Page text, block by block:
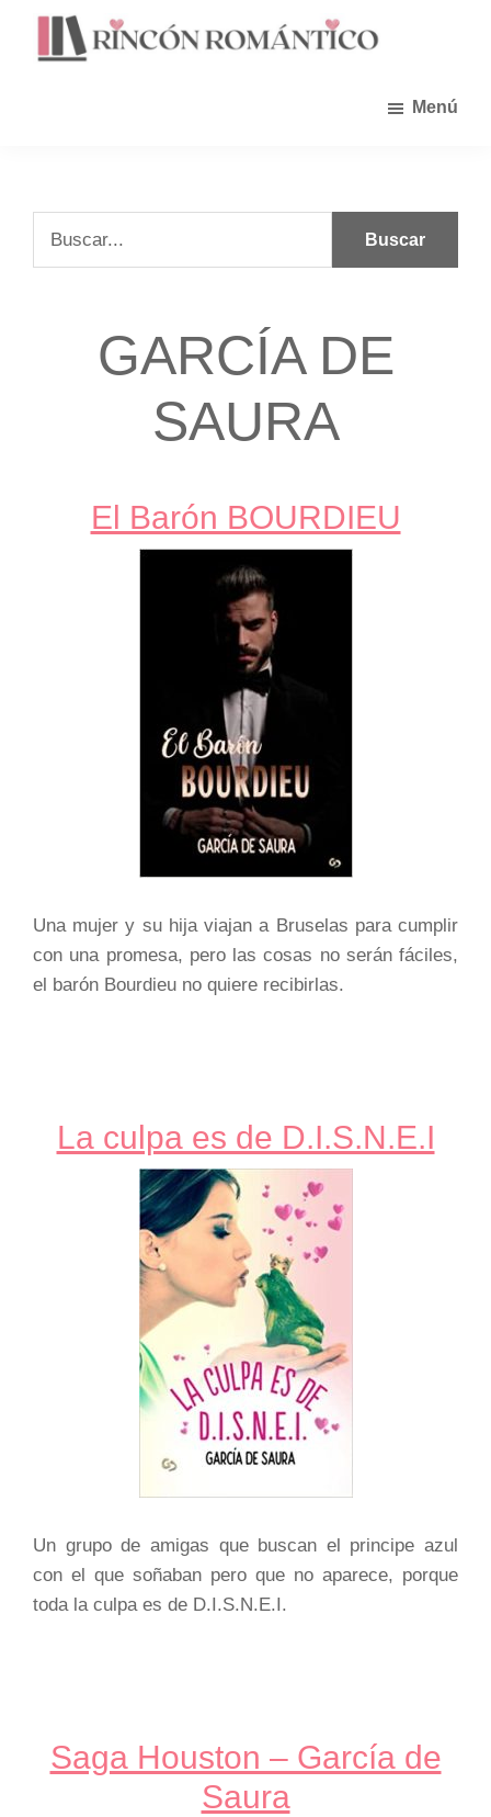
Saltar
Menú
GARCÍA DE
SAURA
El Barón BOURDIEU
Una mujer y su hija viajan a Bruselas para cumplir
con una promesa, pero las cosas no serán fáciles,
el barón Bourdieu no quiere recibirlas.
La culpa es de D.I.S.N.E.I
Un grupo de amigas que buscan el principe azul
con el que soñaban pero que no aparece, porque
toda la culpa es de D.I.S.N.E.I.
Saga Houston – García de
Saura